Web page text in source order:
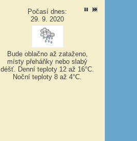
Počasí dnes:
29. 9. 2020
Bude oblačno až zataženo,
místy přeháňky nebo slabý
déšť. Denní teploty 12 až 16°C.
Noční teploty 8 až 4°C.